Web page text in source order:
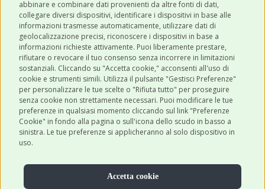
abbinare e combinare dati provenienti da altre fonti di dati,
collegare diversi dispositivi, identificare i dispositivi in base alle
informazioni trasmesse automaticamente, utilizzare dati di
geolocalizzazione precisi, riconoscere i dispositivi in base a
informazioni richieste attivamente. Puoi liberamente prestare,
rifiutare o revocare il tuo consenso senza incorrere in limitazioni
sostanziali. Cliccando su "Accetta cookie," acconsenti all'uso di
cookie e strumenti simili. Utilizza il pulsante "Gestisci Preferenze"
per personalizzare le tue scelte o "Rifiuta tutto" per proseguire
senza cookie non strettamente necessari. Puoi modificare le tue
preferenze in qualsiasi momento cliccando sul link "Preferenze
Cookie" in fondo alla pagina o sull'icona dello scudo in basso a
sinistra. Le tue preferenze si applicheranno al solo dispositivo in
uso.
Accetta cookie
SHOP ONLINE
CONTATTI
0543 096850
Contattaci